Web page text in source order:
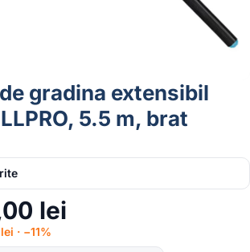
gradina extensibil
5.5 m, brat
lei
· −11%